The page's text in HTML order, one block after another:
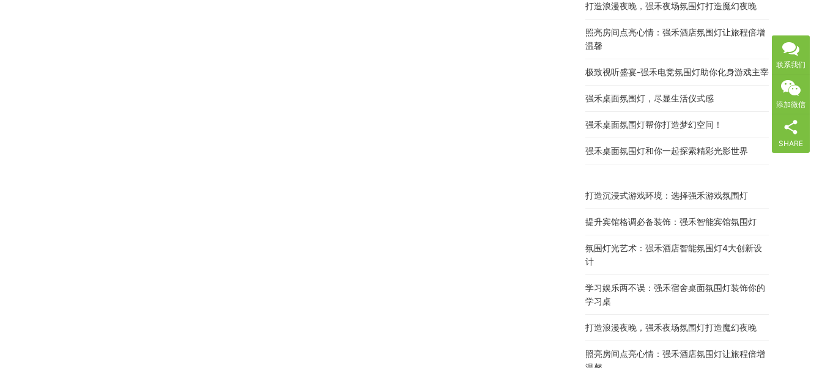
打造浪漫夜晚，强禾夜场氛围灯打造魔幻夜晚
照亮房间点亮心情：强禾酒店氛围灯让旅程倍增
温馨
极致视听盛宴-强禾电竞氛围灯助你化身游戏主宰
强禾桌面氛围灯，尽显生活仪式感
强禾桌面氛围灯帮你打造梦幻空间！
强禾桌面氛围灯和你一起探索精彩光影世界
打造沉浸式游戏环境：选择强禾游戏氛围灯
提升宾馆格调必备装饰：强禾智能宾馆氛围灯
氛围灯光艺术：强禾酒店智能氛围灯4大创新设
计
学习娱乐两不误：强禾宿舍桌面氛围灯装饰你的
学习桌
打造浪漫夜晚，强禾夜场氛围灯打造魔幻夜晚
照亮房间点亮心情：强禾酒店氛围灯让旅程倍增
联系我们
添加微信
SHARE